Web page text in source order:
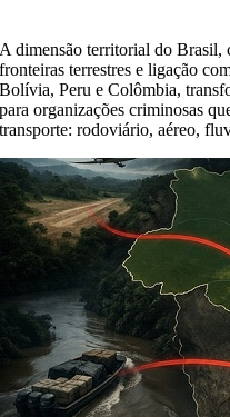
A dimensão territorial do Brasil,
fronteiras terrestres e ligação
Bolívia, Peru e Colômbia,
para organizações criminosas
transporte: rodoviário, aéreo,